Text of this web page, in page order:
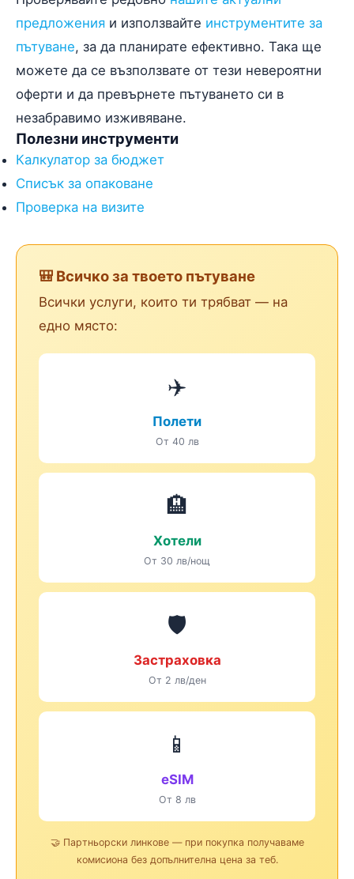
предложения и използвайте инструментите за
пътуване, за да планирате ефективно. Така ще
можете да се възползвате от тези невероятни
оферти и да превърнете пътуването си в
незабравимо изживяване.
Полезни инструменти
Калкулатор за бюджет
Списък за опаковане
Проверка на визите
🎒 Всичко за твоето пътуване
Всички услуги, които ти трябват — на
едно място:
✈️
Полети
От 40 лв
🏨
Хотели
От 30 лв/нощ
🛡️
Застраховка
От 2 лв/ден
📱
eSIM
От 8 лв
🤝 Партньорски линкове — при покупка получаваме
комисиона без допълнителна цена за теб.